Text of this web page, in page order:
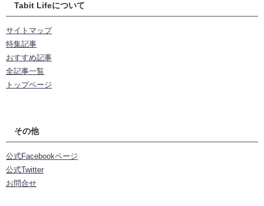
Tabit Lifeについて
サイトマップ
特集記事
おすすめ記事
全記事一覧
トップページ
その他
公式Facebookページ
公式Twitter
お問合せ